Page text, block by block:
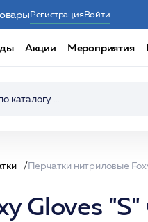
РегистрацияВойти
Акции Мероприятия
Gloves